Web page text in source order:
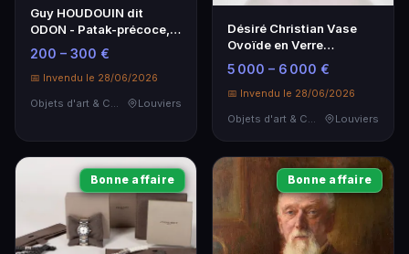
Guy HOUDOUIN dit
ODON - Patak-précoce,
Collage signé, 1985
200 – 300 €
📅 Invendu le 28/06/2026
Objets d'art & Curiosités
Louviers
Désiré Christian Vase
Ovoïde en Verre
Multicouche Givré Violet
5 000 – 6 000 €
📅 Invendu le 28/06/2026
Objets d'art & Curiosités
Louviers
Bonne affaire Bonne affaire